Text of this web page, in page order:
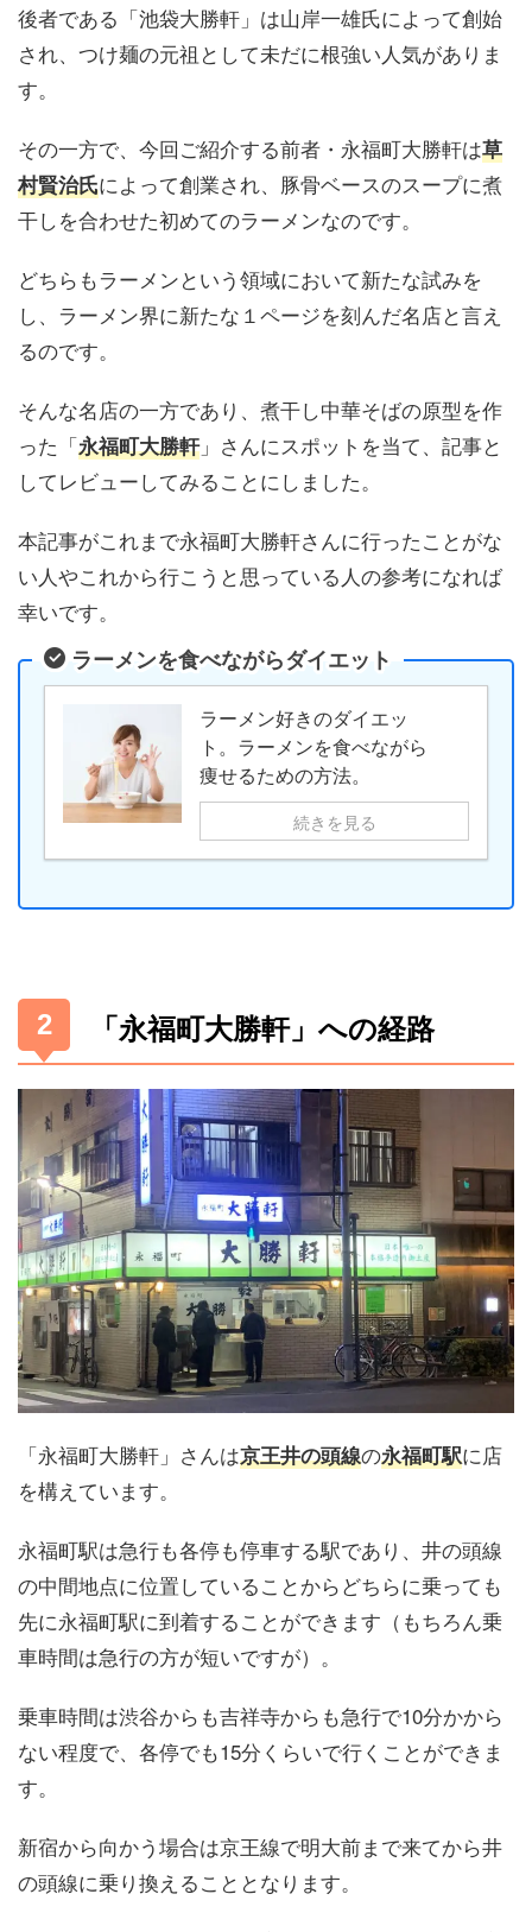
後者である「池袋大勝軒」は山岸一雄氏によって創始
され、つけ麺の元祖として未だに根強い人気がありま
す。
その一方で、今回ご紹介する前者・永福町大勝軒は草
村賢治氏によって創業され、豚骨ベースのスープに煮
干しを合わせた初めてのラーメンなのです。
どちらもラーメンという領域において新たな試みを
し、ラーメン界に新たな１ページを刻んだ名店と言え
るのです。
そんな名店の一方であり、煮干し中華そばの原型を作
った「永福町大勝軒」さんにスポットを当て、記事と
してレビューしてみることにしました。
本記事がこれまで永福町大勝軒さんに行ったことがな
い人やこれから行こうと思っている人の参考になれば
幸いです。
ラーメンを食べながらダイエット
ラーメン好きのダイエッ
ト。ラーメンを食べながら
痩せるための方法。
続きを見る
「永福町大勝軒」への経路
「永福町大勝軒」さんは京王井の頭線の永福町駅に店
を構えています。
永福町駅は急行も各停も停車する駅であり、井の頭線
の中間地点に位置していることからどちらに乗っても
先に永福町駅に到着することができます（もちろん乗
車時間は急行の方が短いですが）。
乗車時間は渋谷からも吉祥寺からも急行で10分かから
ない程度で、各停でも15分くらいで行くことができま
す。
新宿から向かう場合は京王線で明大前まで来てから井
の頭線に乗り換えることとなります。